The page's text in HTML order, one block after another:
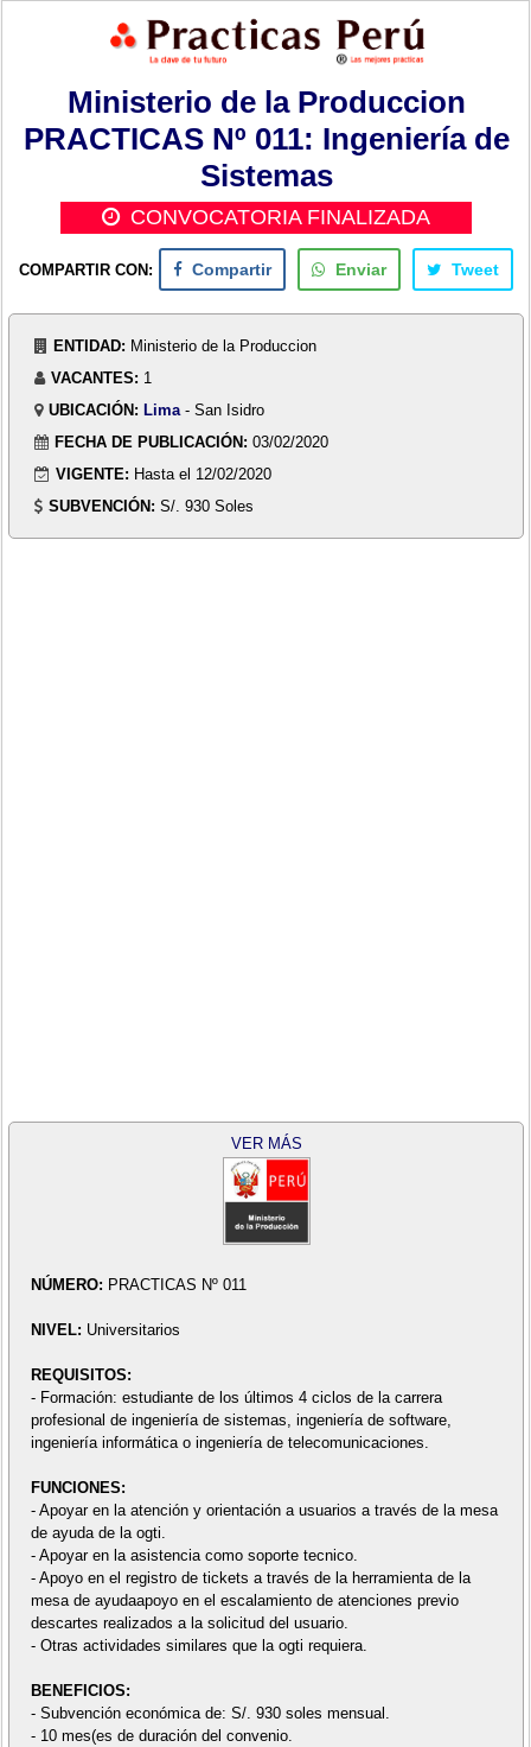
Ministerio de la Produccion
PRACTICAS Nº 011: Ingeniería de
Sistemas
CONVOCATORIA FINALIZADA
COMPARTIR CON: Compartir Enviar Tweet
ENTIDAD: Ministerio de la Produccion
VACANTES: 1
UBICACIÓN: Lima - San Isidro
FECHA DE PUBLICACIÓN: 03/02/2020
VIGENTE: Hasta el 12/02/2020
SUBVENCIÓN: S/. 930 Soles
VER MÁS
NÚMERO: PRACTICAS Nº 011
NIVEL: Universitarios
REQUISITOS:
- Formación: estudiante de los últimos 4 ciclos de la carrera
profesional de ingeniería de sistemas, ingeniería de software,
ingeniería informática o ingeniería de telecomunicaciones.
FUNCIONES:
- Apoyar en la atención y orientación a usuarios a través de la mesa
de ayuda de la ogti.
- Apoyar en la asistencia como soporte tecnico.
- Apoyo en el registro de tickets a través de la herramienta de la
mesa de ayudaapoyo en el escalamiento de atenciones previo
descartes realizados a la solicitud del usuario.
- Otras actividades similares que la ogti requiera.
BENEFICIOS:
- Subvención económica de: S/. 930 soles mensual.
- 10 mes(es de duración del convenio.